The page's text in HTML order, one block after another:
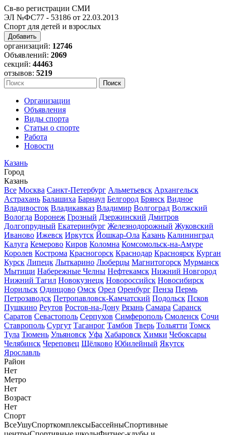
Св-во регистрации СМИ
ЭЛ №ФС77 - 53186 от 22.03.2013
Спорт для детей и взрослых
Добавить
организаций: 12746
Объявлений: 2069
секций: 44463
отзывов: 5219
Организации
Объявления
Виды спорта
Статьи о спорте
Работа
Новости
Казань
Город
Казань
Все Москва Санкт-Петербург Альметьевск Архангельск
Астрахань Балашиха Барнаул Белгород Брянск Видное
Владивосток Владикавказ Владимир Волгоград Волжский
Вологда Воронеж Грозный Дзержинский Дмитров
Долгопрудный Екатеринбург Железнодорожный Жуковский
Иваново Ижевск Иркутск Йошкар-Ола Казань Калининград
Калуга Кемерово Киров Коломна Комсомольск-на-Амуре
Королев Кострома Красногорск Краснодар Красноярск Курган
Курск Липецк Лыткарино Люберцы Магнитогорск Мурманск
Мытищи Набережные Челны Нефтекамск Нижний Новгород
Нижний Тагил Новокузнецк Новороссийск Новосибирск
Норильск Одинцово Омск Орел Оренбург Пенза Пермь
Петрозаводск Петропавловск-Камчатский Подольск Псков
Пушкино Реутов Ростов-на-Дону Рязань Самара Саранск
Саратов Севастополь Серпухов Симферополь Смоленск Сочи
Ставрополь Сургут Таганрог Тамбов Тверь Тольятти Томск
Тула Тюмень Ульяновск Уфа Хабаровск Химки Чебоксары
Челябинск Череповец Щёлково Юбилейный Якутск
Ярославль
Район
Нет
Метро
Нет
Возраст
Нет
Спорт
ВсеУшуСпорткомплексыБассейныСпортивные